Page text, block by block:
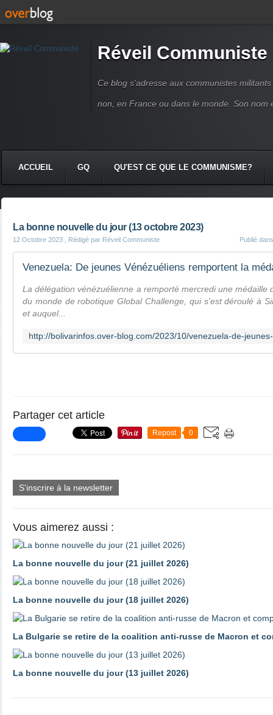
Réveil Communiste
Ce blog s'adresse aux communistes
non, en France ou dans le monde. Son nom
ACCUEIL GQ QU'EST CE QUE LE COMMUNISME?
La bonne nouvelle du jour (13 octobre 2023)
12 Octobre 2023 , Rédigé par Réveil Communiste Publié
La délégation vénézuélienne a remporté mercredi une médaille
du monde de robotique Global Challenge, qui s'est déroulé à
et auquel...
Partager cet article
Repost 0
S'inscrire à la newsletter
Vous aimerez aussi :
La bonne nouvelle du jour (21 juillet 2026)
La bonne nouvelle du jour (18 juillet 2026)
La Bulgarie se retire de la coalition anti-russe de Macron et
La bonne nouvelle du jour (13 juillet 2026)